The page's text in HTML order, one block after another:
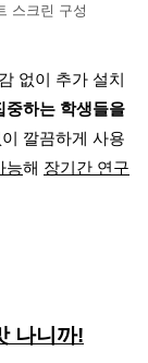
스크린 구성
없이 추가 설치
중하는 학생들을
깔끔하게 사용
능해 장기간 연구
나니까!